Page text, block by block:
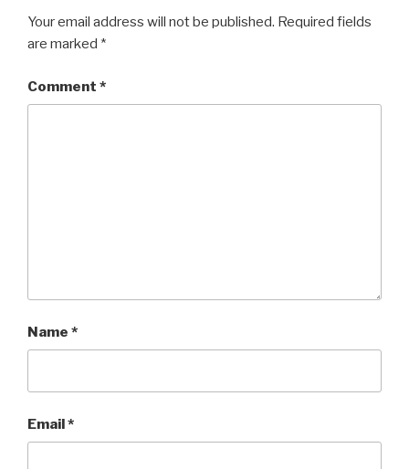
Your email address will not be published. Required fields
are marked *
Comment *
Name *
Email*